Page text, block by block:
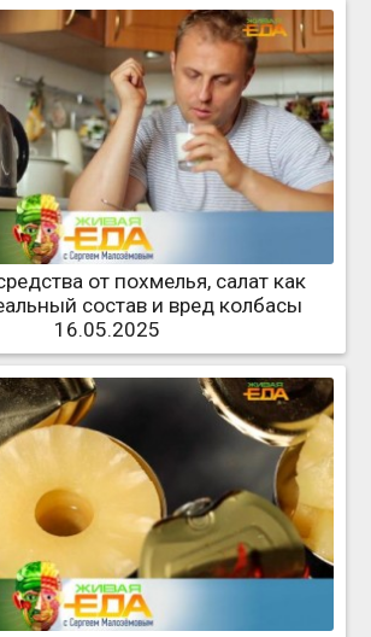
от похмелья, салат как
состав и вред колбасы
16.05.2025